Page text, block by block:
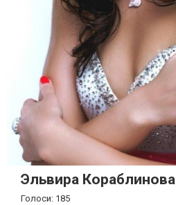
Эльвира Кораблинова
Голоси: 185